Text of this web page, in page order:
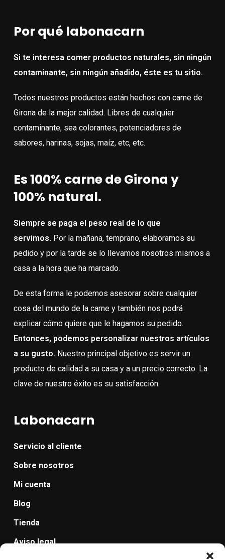
Por qué labonacarn
Si te interesa comer productos naturales, sin ningún
contaminante, sin ningún añadido, éste es tu sitio.
Todos nuestros productos están hechos con carne de
Girona de la mejor calidad. Libres de cualquier
contaminante, sea colorantes, potenciadores de
sabores, harinas, sojas, maíz, etc, etc.
Es 100% carne de Girona y
100% natural.
Siempre se paga el peso real de lo que
servimos. Por la mañana, temprano, elaboramos su
pedido y por la tarde se lo llevamos nosotros mismos a
casa a la hora que ha marcado.
De esta forma le podemos asesorar sobre cualquier
cosa del mundo de la carne y también nos podrá
explicar cómo quiere que le hagamos su pedido.
Entonces, podemos personalizar nuestros artículos
a su gusto. Nuestro principal objetivo es servir un
producto de calidad a su casa y a un precio correcto. La
clave de nuestro éxito es su satisfacción.
Labonacarn
Servicio al cliente
Sobre nosotros
Mi cuenta
Blog
Tienda
Aviso legal